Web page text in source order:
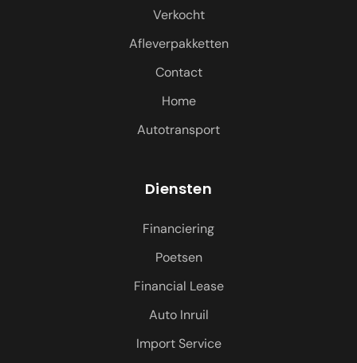
Verkocht
Afleverpakketten
Contact
Home
Autotransport
Diensten
Financiering
Poetsen
Financial Lease
Auto Inruil
Import Service